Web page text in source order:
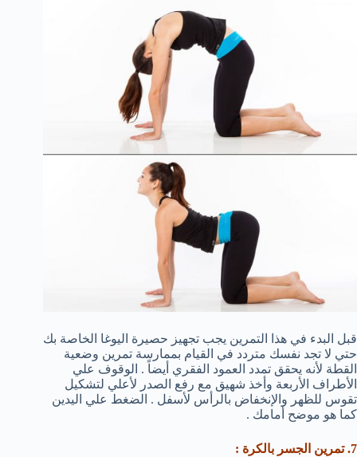
قبل البدء في هذا التمرين يجب تجهيز حصيرة اليوغا الخاصة بك
حتي لا تجد نفسك متردد في القيام بممارسة تمرين وضعية
القطة لأنه يحقق تمدد العمود الفقري أيضاً . الوقوف علي
الأطراف الأربعة وأخذ شهيق مع رفع الصدر لأعلي لتشكيل
تقوس للظهر والإنخفاض بالرأس لأسفل . الضغط علي اليدين
كما هو موضح أمامك .
7. تمرين الجسر بالكرة :